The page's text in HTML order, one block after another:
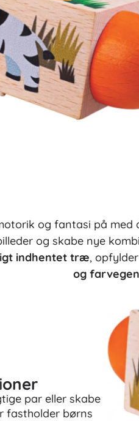
Udstyr til de
Dekorationer
Sikkerhed
Organisering
Nattelys
Skole
Vandlegetøj
Grillning
Musik
og fantasi på
og skabe nye
indhentet træ, opfylder
og
par eller skabe
fastholder børns